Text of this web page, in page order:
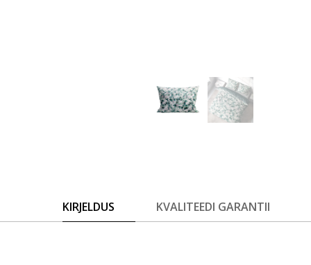
KIRJELDUS KVALITEEDI GARANTII